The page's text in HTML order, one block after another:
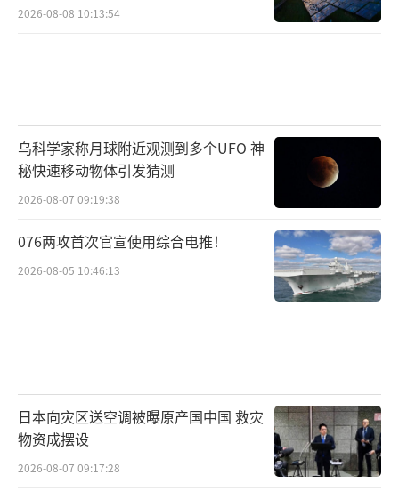
2026-08-08 10:13:54
乌科学家称月球附近观测到多个UFO 神
秘快速移动物体引发猜测
2026-08-07 09:19:38
076两攻首次官宣使用综合电推！
2026-08-05 10:46:13
日本向灾区送空调被曝原产国中国 救灾
物资成摆设
2026-08-07 09:17:28